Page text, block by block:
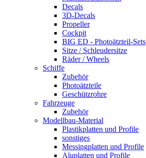
Decals
3D-Decals
Propeller
Cockpit
BIG ED - Photoätzteil-Sets
Sitze / Schleudersitze
Räder / Wheels
Schiffe
Zubehör
Photoätzteile
Geschützrohre
Fahrzeuge
Zubehör
Modellbau-Material
Plastikplatten und Profile
sonstiges
Messingplatten und Profile
Aluplatten und Profile